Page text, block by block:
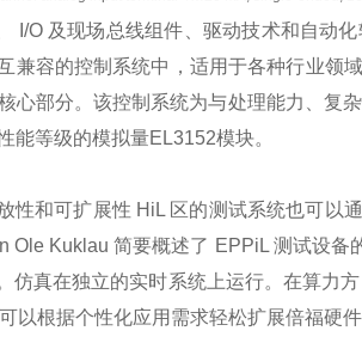
I/O 及现场总线组件、驱动技术和自动
兼容的控制系统中，适用于各种行业领
心部分。该控制系统为与处理能力、复
能等级的模拟量EL3152模块。
性和可扩展性 HiL 区的测试系统也可以
Ole Kuklau 简要概述了 EPPiL 测试设备
仿真在独立的实时系统上运行。在算力
以根据个性化应用需求轻松扩展倍福硬